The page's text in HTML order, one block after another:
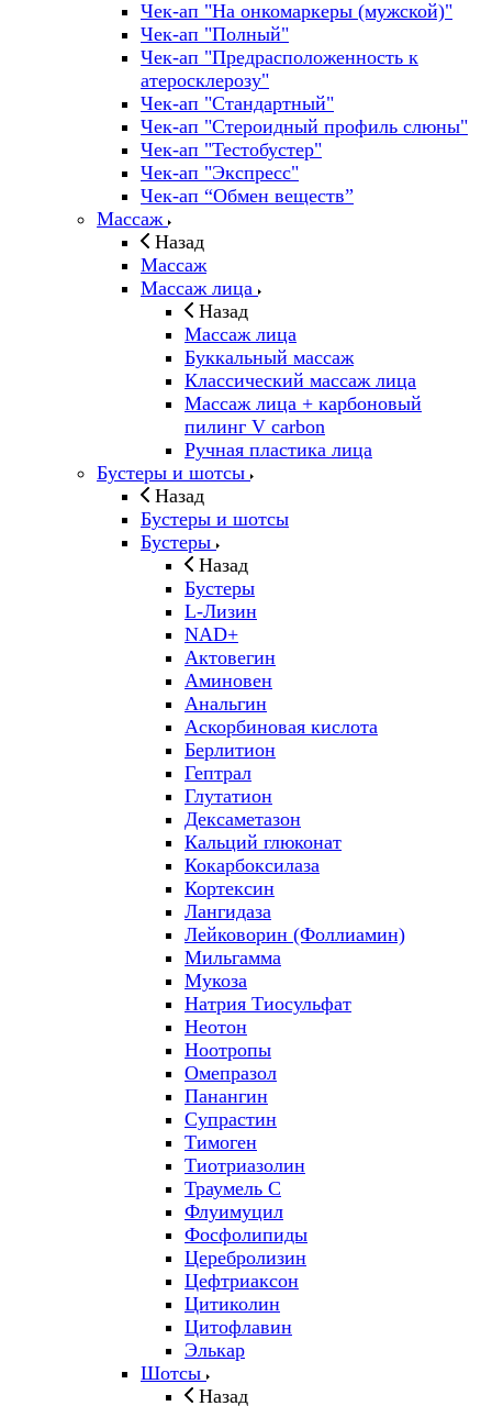
Чек-ап "На онкомаркеры (мужской)"
Чек-ап "Полный"
Чек-ап "Предрасположенность к
атеросклерозу"
Чек-ап "Стандартный"
Чек-ап "Стероидный профиль слюны"
Чек-ап "Тестобустер"
Чек-ап "Экспресс"
Чек-ап “Обмен веществ”
Массаж
Назад
Массаж
Массаж лица
Назад
Массаж лица
Буккальный массаж
Классический массаж лица
Массаж лица + карбоновый
пилинг V carbon
Ручная пластика лица
Бустеры и шотсы
Назад
Бустеры и шотсы
Бустеры
Назад
Бустеры
L-Лизин
NAD+
Актовегин
Аминовен
Анальгин
Аскорбиновая кислота
Берлитион
Гептрал
Глутатион
Дексаметазон
Кальций глюконат
Кокарбоксилаза
Кортексин
Лангидаза
Лейковорин (Фоллиамин)
Мильгамма
Мукоза
Натрия Тиосульфат
Неотон
Ноотропы
Омепразол
Панангин
Супрастин
Тимоген
Тиотриазолин
Траумель С
Флуимуцил
Фосфолипиды
Церебролизин
Цефтриаксон
Цитиколин
Цитофлавин
Элькар
Шотсы
Назад